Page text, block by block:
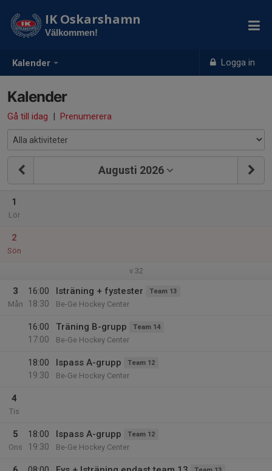
Kalender Logga in
IK Oskarshamn
Välkommen!
Kalender
Gå till idag | Prenumerera
Augusti 2026
1
Lör
2
Sön
v.32
3
Mån
16:00
18:30
Isträning + fystester Team 13
Be-Ge Hockey Center
16:00
17:00
Träning B-grupp Team 14
Be-Ge Hockey Center
18:00
19:30
Ispass A-grupp Team 12
Be-Ge Hockey Center
4
Tis
5
Ons
18:00
19:30
Ispass A-grupp Team 12
Be-Ge Hockey Center